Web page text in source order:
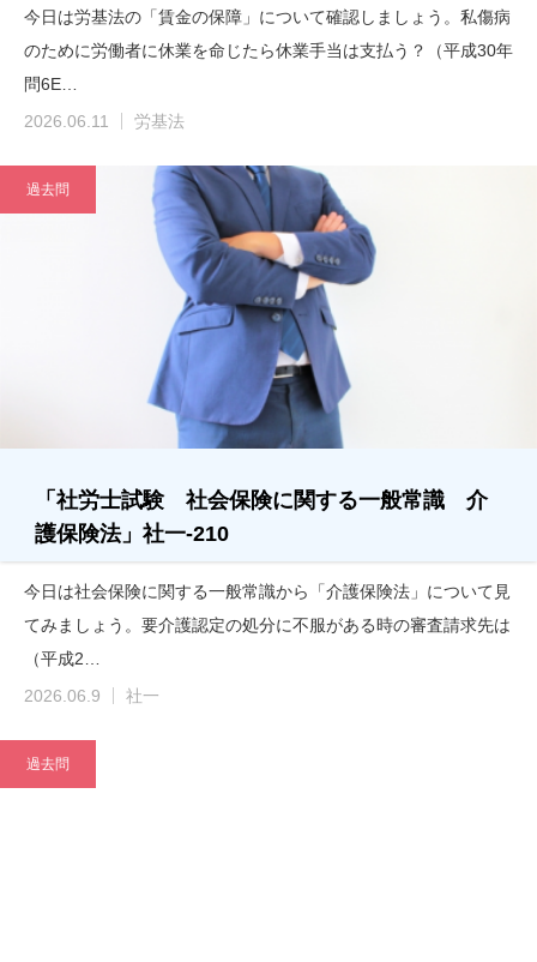
今日は労基法の「賃金の保障」について確認しましょう。私傷病
のために労働者に休業を命じたら休業手当は支払う？（平成30年
問6E…
2026.06.11
労基法
過去問
「社労士試験 社会保険に関する一般常識 介
護保険法」社一-210
今日は社会保険に関する一般常識から「介護保険法」について見
てみましょう。要介護認定の処分に不服がある時の審査請求先は
（平成2…
2026.06.9
社一
過去問